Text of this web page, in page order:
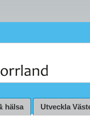
hälsa Utveckla